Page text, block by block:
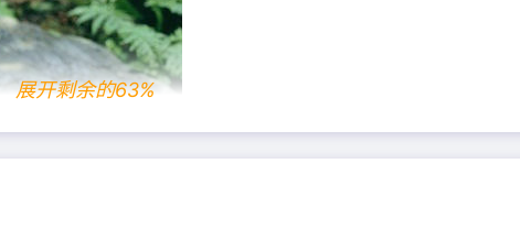
展开剩余的63%